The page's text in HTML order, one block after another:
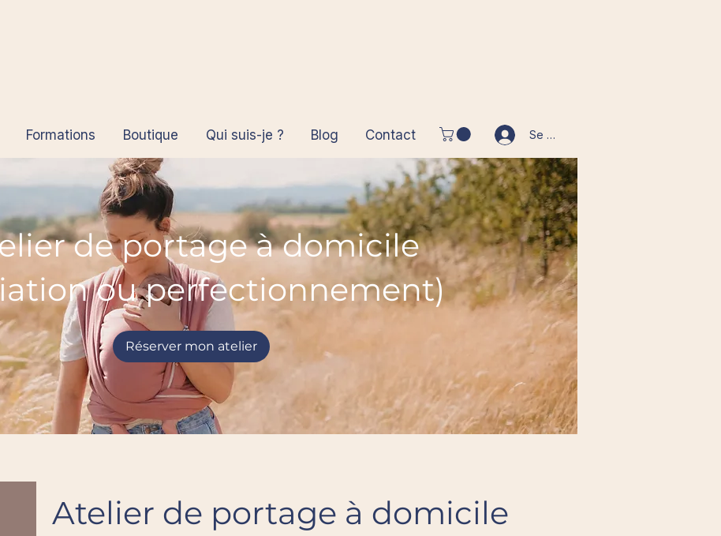
Formations Boutique Qui suis-je ? Blog Contact Se connecter
de portage à domicile
ou perfectionnement)
Réserver mon atelier
Atelier de portage à domicile